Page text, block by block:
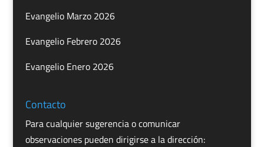
Evangelio Marzo 2026
Evangelio Febrero 2026
Evangelio Enero 2026
Contacto
Para cualquier sugerencia o comunicar
observaciones pueden dirigirse a la dirección: